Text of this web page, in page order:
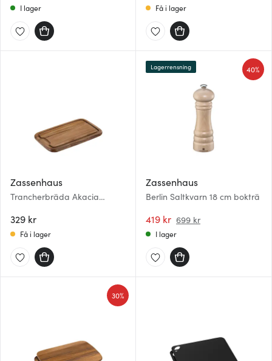
I lager Få i lager
Zassenhaus
Trancherbräda Akacia
329 kr
Få i lager
Zassenhaus
Berlin Saltkvarn 18 cm bokträ
419 kr 699 kr
40%
Lagerrensning
I lager
30%